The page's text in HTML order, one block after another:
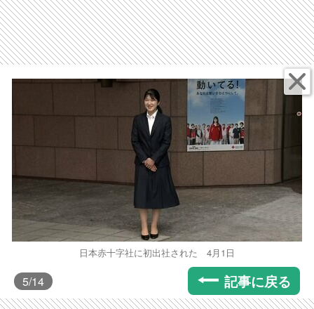
日本赤十字社に初出社された 4月1日
5/14 記事に戻る